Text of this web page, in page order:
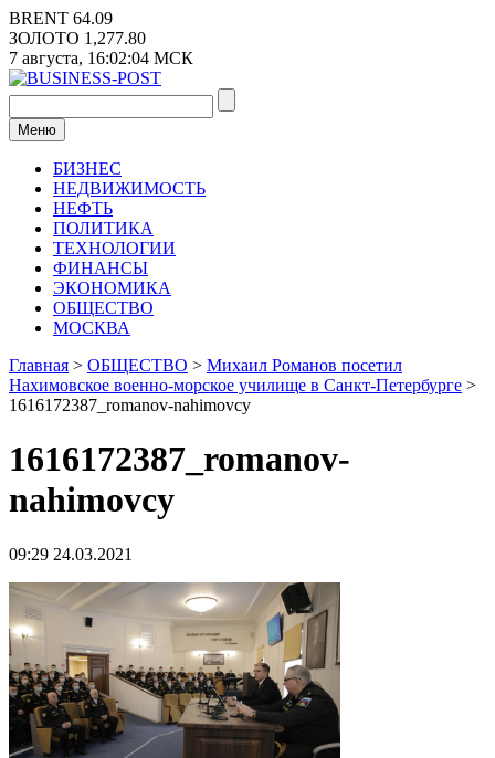
Перейти
к
содержимому
BRENT 64.09
ЗОЛОТО 1,277.80
7 августа, 16:02:04 МСК
Меню
БИЗНЕС
НЕДВИЖИМОСТЬ
НЕФТЬ
ПОЛИТИКА
ТЕХНОЛОГИИ
ФИНАНСЫ
ЭКОНОМИКА
ОБЩЕСТВО
МОСКВА
Главная > ОБЩЕСТВО > Михаил Романов посетил
Нахимовское военно-морское училище в Санкт-Петербурге >
1616172387_romanov-nahimovcy
1616172387_romanov-
nahimovcy
09:29 24.03.2021